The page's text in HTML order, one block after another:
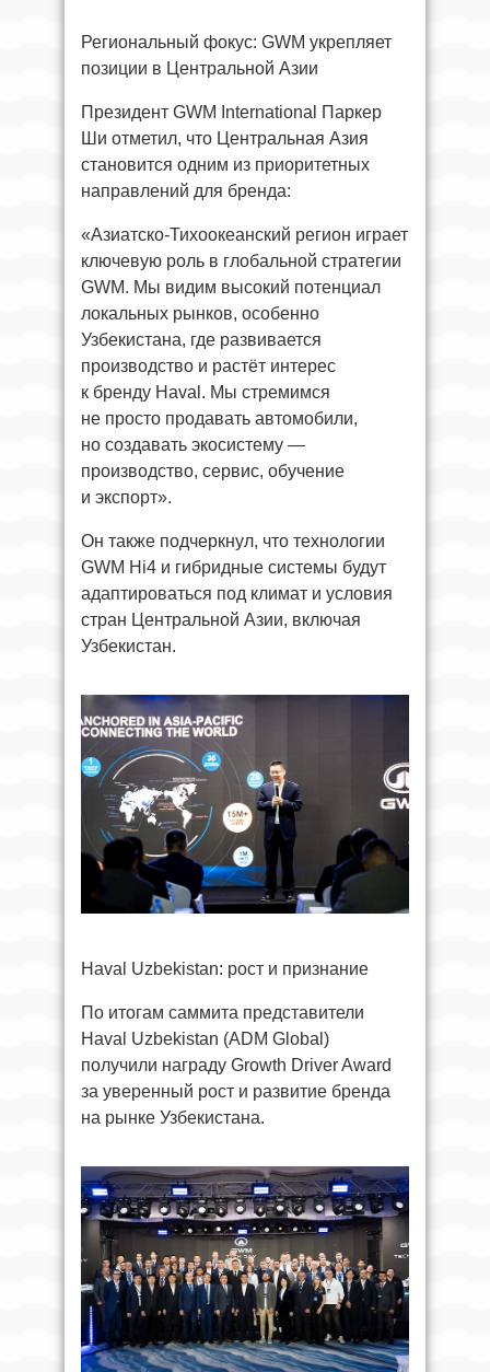
Региональный фокус: GWM укрепляет
позиции в Центральной Азии
Президент GWM International Паркер
Ши отметил, что Центральная Азия
становится одним из приоритетных
направлений для бренда:
«Азиатско-Тихоокеанский регион играет
ключевую роль в глобальной стратегии
GWM. Мы видим высокий потенциал
локальных рынков, особенно
Узбекистана, где развивается
производство и растёт интерес
к бренду Haval. Мы стремимся
не просто продавать автомобили,
но создавать экосистему —
производство, сервис, обучение
и экспорт».
Он также подчеркнул, что технологии
GWM Hi4 и гибридные системы будут
адаптироваться под климат и условия
стран Центральной Азии, включая
Узбекистан.
Haval Uzbekistan: рост и признание
По итогам саммита представители
Haval Uzbekistan (ADM Global)
получили награду Growth Driver Award
за уверенный рост и развитие бренда
на рынке Узбекистана.